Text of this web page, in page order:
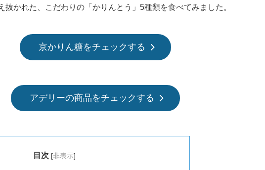
抜かれた、こだわりの「かりんとう」5種類を食べてみました。
京かりん糖をチェックする
アデリーの商品をチェックする
目次 [非表示]